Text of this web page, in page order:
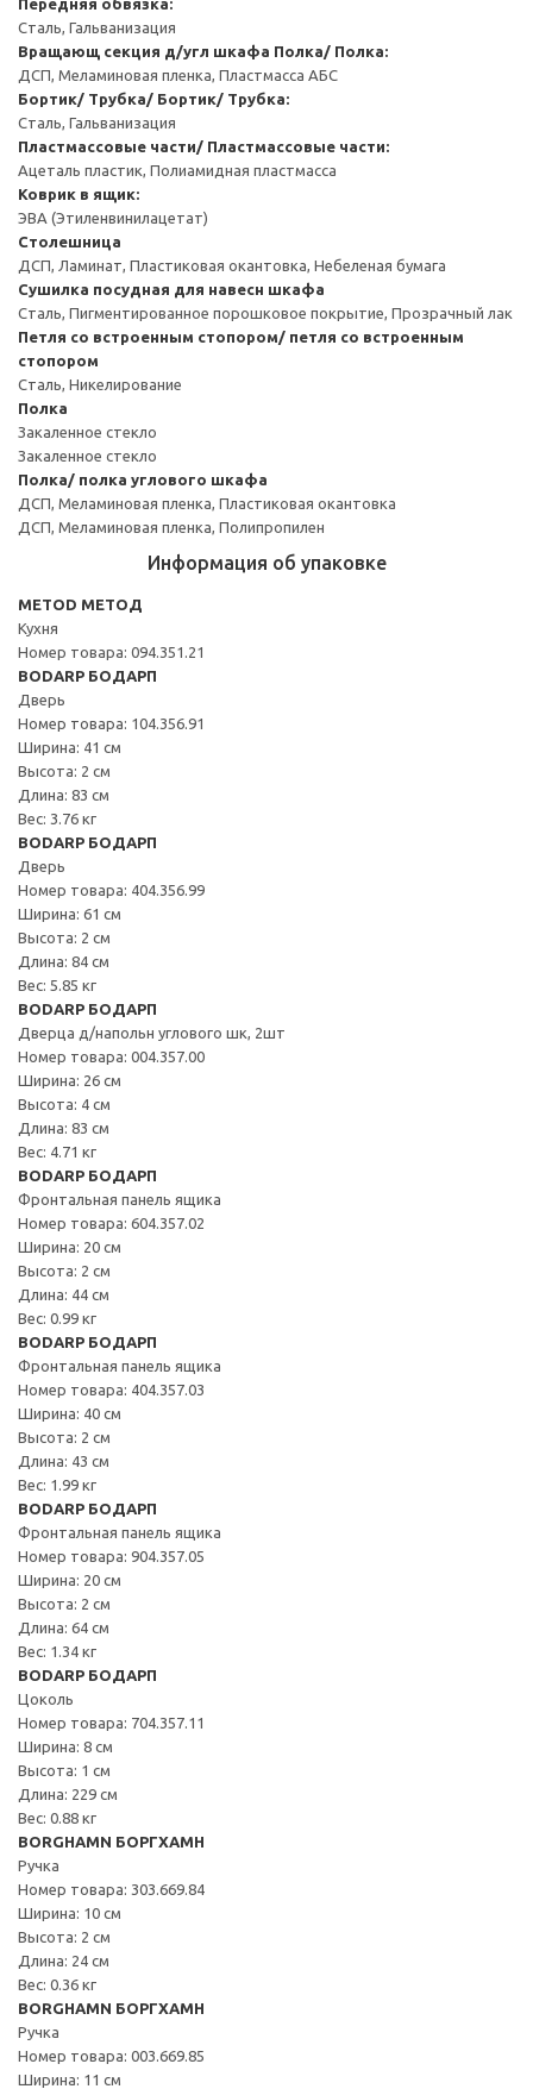
Сталь, Гальванизация
Вращающ секция д/угл шкафа Полка/ Полка:
ДСП, Меламиновая пленка, Пластмасса АБС
Бортик/ Трубка/ Бортик/ Трубка:
Сталь, Гальванизация
Пластмассовые части/ Пластмассовые части:
Ацеталь пластик, Полиамидная пластмасса
Коврик в ящик:
ЭВА (Этиленвинилацетат)
Столешница
ДСП, Ламинат, Пластиковая окантовка, Небеленая бумага
Сушилка посудная для навесн шкафа
Сталь, Пигментированное порошковое покрытие, Прозрачный лак
Петля со встроенным стопором/ петля со встроенным
стопором
Сталь, Никелирование
Полка
Закаленное стекло
Закаленное стекло
Полка/ полка углового шкафа
ДСП, Меламиновая пленка, Пластиковая окантовка
ДСП, Меламиновая пленка, Полипропилен
Информация об упаковке
METOD МЕТОД
Кухня
Номер товара: 094.351.21
BODARP БОДАРП
Дверь
Номер товара: 104.356.91
Ширина: 41 см
Высота: 2 см
Длина: 83 см
Вес: 3.76 кг
BODARP БОДАРП
Дверь
Номер товара: 404.356.99
Ширина: 61 см
Высота: 2 см
Длина: 84 см
Вес: 5.85 кг
BODARP БОДАРП
Дверца д/напольн углового шк, 2шт
Номер товара: 004.357.00
Ширина: 26 см
Высота: 4 см
Длина: 83 см
Вес: 4.71 кг
BODARP БОДАРП
Фронтальная панель ящика
Номер товара: 604.357.02
Ширина: 20 см
Высота: 2 см
Длина: 44 см
Вес: 0.99 кг
BODARP БОДАРП
Фронтальная панель ящика
Номер товара: 404.357.03
Ширина: 40 см
Высота: 2 см
Длина: 43 см
Вес: 1.99 кг
BODARP БОДАРП
Фронтальная панель ящика
Номер товара: 904.357.05
Ширина: 20 см
Высота: 2 см
Длина: 64 см
Вес: 1.34 кг
BODARP БОДАРП
Цоколь
Номер товара: 704.357.11
Ширина: 8 см
Высота: 1 см
Длина: 229 см
Вес: 0.88 кг
BORGHAMN БОРГХАМН
Ручка
Номер товара: 303.669.84
Ширина: 10 см
Высота: 2 см
Длина: 24 см
Вес: 0.36 кг
BORGHAMN БОРГХАМН
Ручка
Номер товара: 003.669.85
Ширина: 11 см